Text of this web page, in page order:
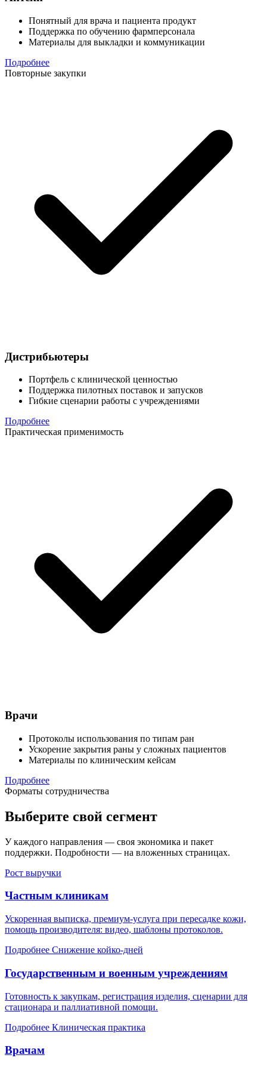
Понятный для врача и пациента продукт
Поддержка по обучению фармперсонала
Материалы для выкладки и коммуникации
Подробнее
Повторные закупки
Дистрибьютеры
Портфель с клинической ценностью
Поддержка пилотных поставок и запусков
Гибкие сценарии работы с учреждениями
Подробнее
Практическая применимость
Врачи
Протоколы использования по типам ран
Ускорение закрытия раны у сложных пациентов
Материалы по клиническим кейсам
Подробнее
Форматы сотрудничества
Выберите свой сегмент
У каждого направления — своя экономика и пакет
поддержки. Подробности — на вложенных страницах.
Рост выручки
Частным клиникам
Ускоренная выписка, премиум-услуга при пересадке кожи,
помощь производителя: видео, шаблоны протоколов.
Подробнее Снижение койко-дней
Государственным и военным учреждениям
Готовность к закупкам, регистрация изделия, сценарии для
стационара и паллиативной помощи.
Подробнее Клиническая практика
Врачам